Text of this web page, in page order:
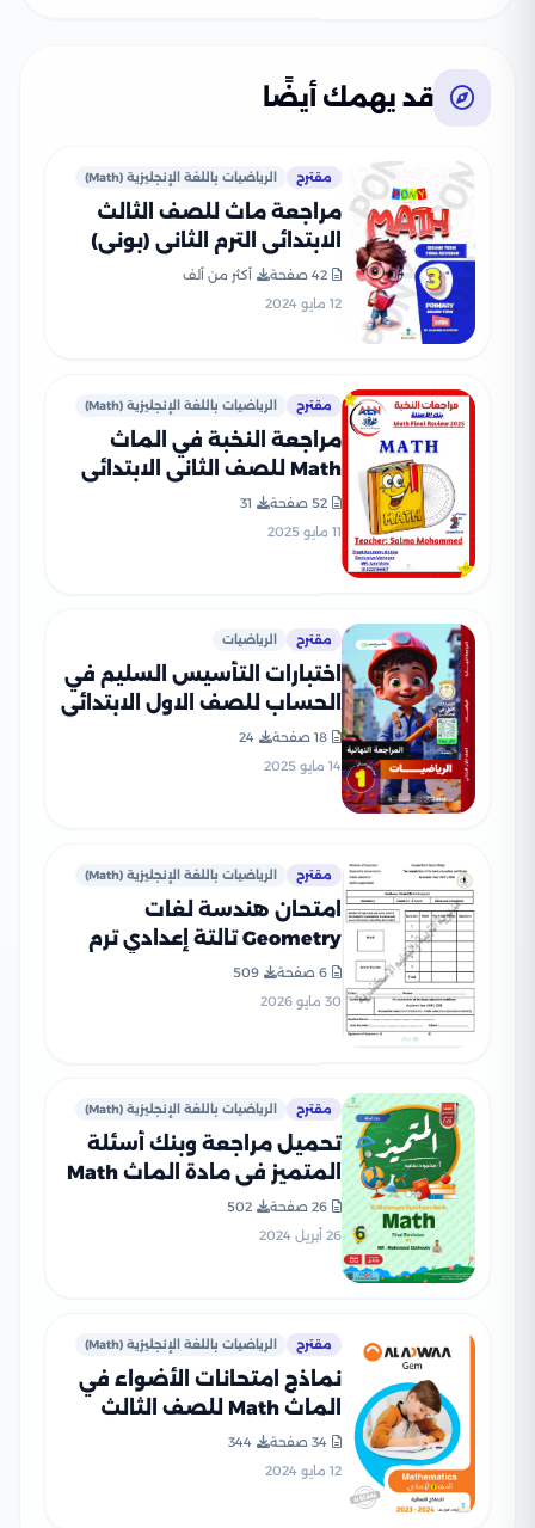
قد يهمك أيضًا
مقترح الرياضيات باللغة الإنجليزية (Math)
مراجعة ماث للصف الثالث
الابتدائي الترم الثاني (بوني)
PDF بالاجابات
42 صفحة
أكثر من ألف
12 مايو 2024
مقترح الرياضيات باللغة الإنجليزية (Math)
مراجعة النخبة في الماث
Math للصف الثاني الابتدائي
الترم الثاني PDF بالاجابات
52 صفحة
31
11 مايو 2025
مقترح الرياضيات
اختبارات التأسيس السليم في
الحساب للصف الاول الابتدائي
PDF بالاجابات
18 صفحة
24
14 مايو 2025
مقترح الرياضيات باللغة الإنجليزية (Math)
امتحان هندسة لغات
Geometry تالتة إعدادي ترم
ثاني 2026 محافظة
الإسكندرية PDF
6 صفحة
509
30 مايو 2026
مقترح الرياضيات باللغة الإنجليزية (Math)
تحميل مراجعة وبنك أسئلة
المتميز في مادة الماث Math
الصف السادس الابتدائي الترم
الثاني
26 صفحة
502
26 أبريل 2024
مقترح الرياضيات باللغة الإنجليزية (Math)
نماذج امتحانات الأضواء في
الماث Math للصف الثالث
الاعدادي الترم الثاني 2024
34 صفحة
344
12 مايو 2024